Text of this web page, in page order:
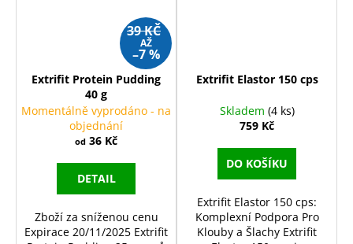
39 KČ
AŽ
–7 %
Extrifit Protein Pudding
40 g
Momentálně vyprodáno - na
objednání
od 36 Kč
DETAIL
Zboží za sníženou cenu
Expirace 20/11/2025 Extrifit
Extrifit Elastor 150 cps
Skladem (4 ks)
759 Kč
DO KOŠÍKU
Extrifit Elastor 150 cps:
Komplexní Podpora Pro
Klouby a Šlachy Extrifit